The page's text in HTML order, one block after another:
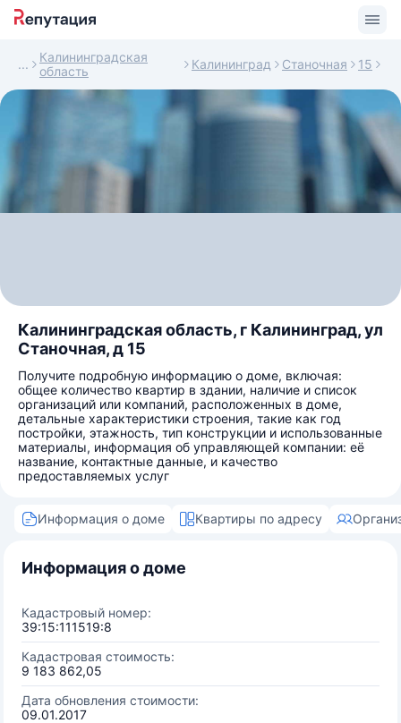
Калининградская
область
Калининград Станочная 15
Калининградская область, г Калининград, ул
Станочная, д 15
Получите подробную информацию о доме, включая:
общее количество квартир в здании, наличие и список
организаций или компаний, расположенных в доме,
детальные характеристики строения, такие как год
постройки, этажность, тип конструкции и использованные
материалы, информация об управляющей компании: её
название, контактные данные, и качество
предоставляемых услуг
Информация о доме Квартиры по адресу
Информация о доме
Кадастровый номер:
39:15:111519:8
Кадастровая стоимость:
9 183 862,05
Дата обновления стоимости:
09.01.2017